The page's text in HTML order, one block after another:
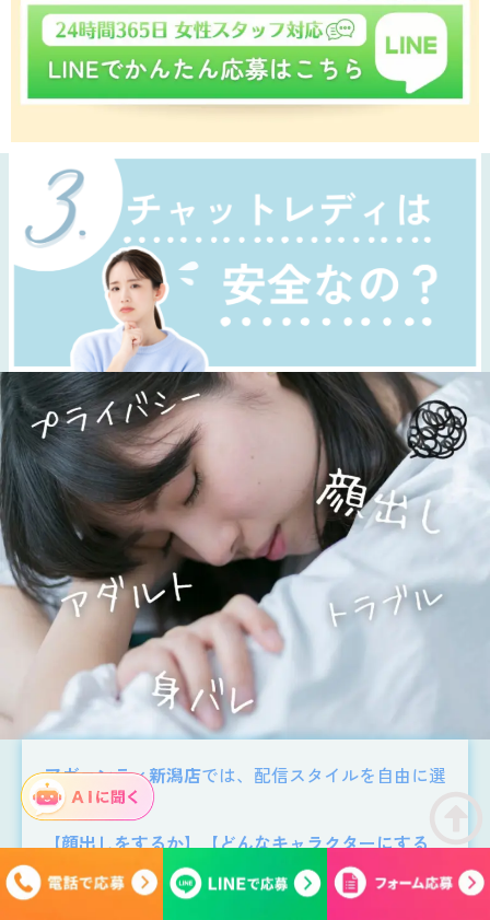
アヴァンティ新潟店では、配信スタイルを自由に選
べます。
【顔出しをするか】【どんなキャラクターにする
か】 など、自分で決められるため
身バレの心配ナシ